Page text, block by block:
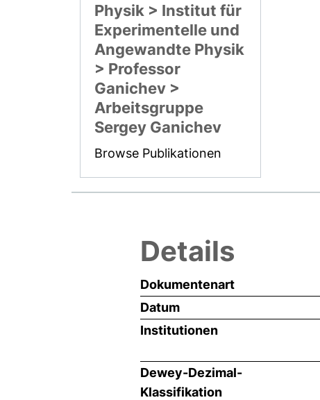
Physik > Institut für
Experimentelle und
Angewandte Physik
> Professor
Ganichev >
Arbeitsgruppe
Sergey Ganichev
Browse Publikationen
Details
Dokumentenart
Datum
Institutionen
Dewey-Dezimal-
Klassifikation